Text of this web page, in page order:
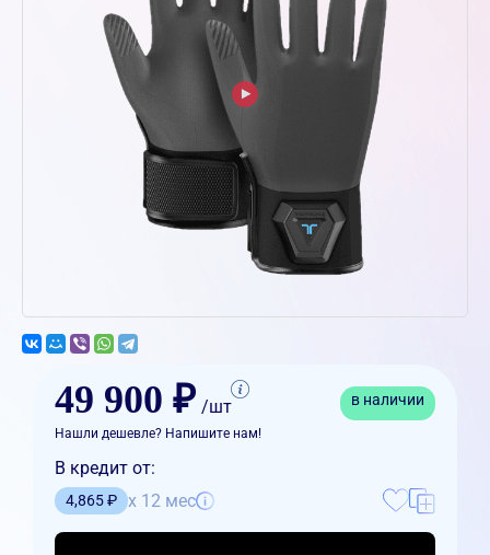
49 900 ₽ /шт в наличии
Нашли дешевле? Напишите нам!
В кредит от:
4,865 ₽ x 12 мес